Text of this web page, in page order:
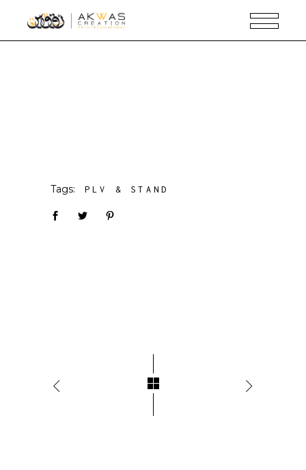
Tags: PLV & STAND